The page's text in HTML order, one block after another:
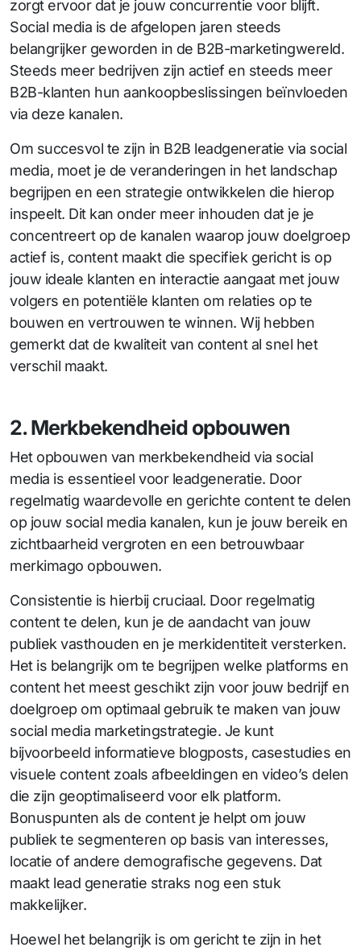
zorgt ervoor dat je jouw concurrentie voor blijft.
Social media is de afgelopen jaren steeds
belangrijker geworden in de B2B-marketingwereld.
Steeds meer bedrijven zijn actief en steeds meer
B2B-klanten hun aankoopbeslissingen beïnvloeden
via deze kanalen.
Om succesvol te zijn in B2B leadgeneratie via social
media, moet je de veranderingen in het landschap
begrijpen en een strategie ontwikkelen die hierop
inspeelt. Dit kan onder meer inhouden dat je je
concentreert op de kanalen waarop jouw doelgroep
actief is, content maakt die specifiek gericht is op
jouw ideale klanten en interactie aangaat met jouw
volgers en potentiële klanten om relaties op te
bouwen en vertrouwen te winnen. Wij hebben
gemerkt dat de kwaliteit van content al snel het
verschil maakt.
2. Merkbekendheid opbouwen
Het opbouwen van merkbekendheid via social
media is essentieel voor leadgeneratie. Door
regelmatig waardevolle en gerichte content te delen
op jouw social media kanalen, kun je jouw bereik en
zichtbaarheid vergroten en een betrouwbaar
merkimago opbouwen.
Consistentie is hierbij cruciaal. Door regelmatig
content te delen, kun je de aandacht van jouw
publiek vasthouden en je merkidentiteit versterken.
Het is belangrijk om te begrijpen welke platforms en
content het meest geschikt zijn voor jouw bedrijf en
doelgroep om optimaal gebruik te maken van jouw
social media marketingstrategie. Je kunt
bijvoorbeeld informatieve blogposts, casestudies en
visuele content zoals afbeeldingen en video’s delen
die zijn geoptimaliseerd voor elk platform.
Bonuspunten als de content je helpt om jouw
publiek te segmenteren op basis van interesses,
locatie of andere demografische gegevens. Dat
maakt lead generatie straks nog een stuk
makkelijker.
Hoewel het belangrijk is om gericht te zijn in het